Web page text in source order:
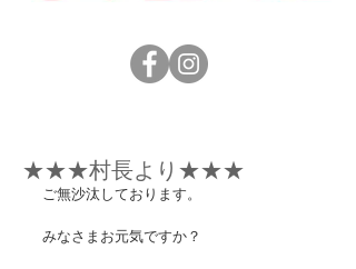
★★★村長より★★★
ご無沙汰しております。
みなさまお元気ですか？